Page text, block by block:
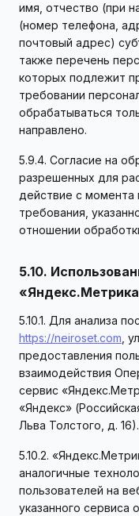
имя, отчество (при
(номер телефона,
почтовый адрес)
также перечень
которых подлежит
требовании
обрабатываться
направлено.
5.9.4. Согласие на
разрешенных для
действие с момента
требования,
отношении
5.10.
5.10.1. Для анализа
https://neiroset.com ,
предоставления
взаимодействия
сервис
«Яндекс»
Льва Толстого, д. 16).
5.10.2.
аналогичные
пользователей на
указанного сервиса